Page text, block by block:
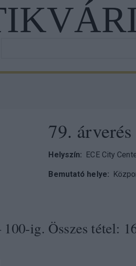
79. árverés
Helyszín ECE City
Bemutató helye
ig. Összes tétel: